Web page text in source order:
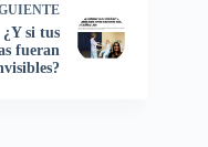
¿Y si tus
fueran